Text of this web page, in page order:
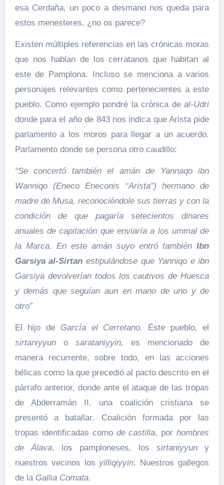
esa Cerdaña, un poco a desmano nos queda para
estos menesteres, ¿no os parece?
Existen múltiples referencias en las crónicas moras
que nos hablan de los cerratanos que habitan al
este de Pamplona. Incluso se menciona a varios
personajes relevantes como pertenecientes a este
pueblo. Como ejemplo pondré la crónica deal-Udri
donde para el año de 843 nos indica que Arista pide
parlamento a los moros para llegar a un acuerdo.
Parlamento donde se persona otro caudillo:
“Se concertó también el amán de Yannaqo ibn
Wanniqo (Eneco Eneconis “Arista”) hermano de
madre de Musa, reconociéndole sus tierras y con la
condición de que pagaría setecientos dinares
anuales de capitación que enviaría a los ummal de
la Marca. En este amán suyo entró tambiénIbn
Garsiya al-Sirtan estipulándose que Yanniqo e ibn
Garsiya devolverían todos los cautivos de Huesca
y demás que seguían aun en mano de uno y de
otro”
El hijo de García el Cerretano. Éste pueblo, el
sirtaniyyuno sarataniyyin,
es mencionado de
manera recurrente, sobre todo, en las acciones
bélicas como la que precedió al pacto descrito en el
párrafo anterior, donde ante el ataque de las tropas
de Abderramán II, una coalición cristiana se
presentó a batallar. Coalición formada por las
tropas identificadas como de castilla, porhombres
de Álava, los pamploneses, lossirtaniyyun y
nuestros vecinos los yilliqiyyin. Nuestros gallegos
de la Gallia Comata.